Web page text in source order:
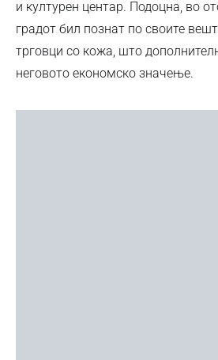
и културен центар. Подоцна, во
градот бил познат по своите
трговци со кожа, што
неговото економско значење.